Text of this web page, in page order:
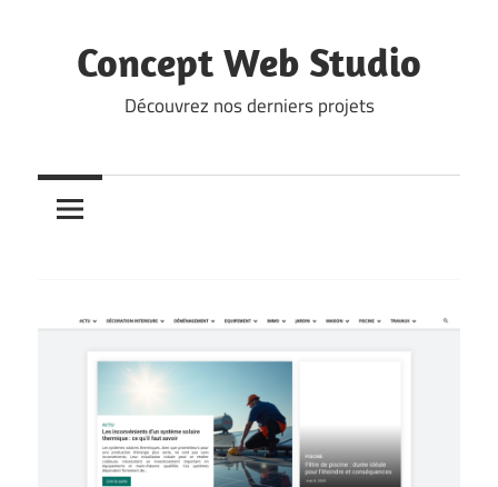
contentConcept Web Studio
Découvrez nos derniers projets